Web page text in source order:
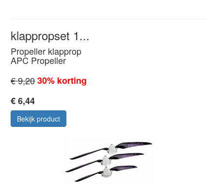
klappropset 1...
Propeller klapprop
APC Propeller
€ 9,2030% korting
€ 6,44
Bekijk product